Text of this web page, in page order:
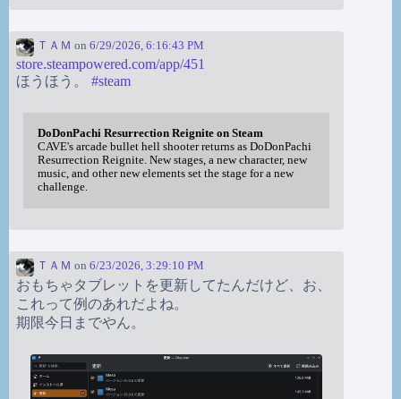
ＴＡＭ on 6/29/2026, 6:16:43 PM
store.steampowered.com/app/451
ほうほう。 #steam
DoDonPachi Resurrection Reignite on Steam
CAVE's arcade bullet hell shooter returns as DoDonPachi
Resurrection Reignite. New stages, a new character, new
music, and other new elements set the stage for a new
challenge.
ＴＡＭ on 6/23/2026, 3:29:10 PM
おもちゃタブレットを更新してたんだけど、お、
これって例のあれだよね。
期限今日までやん。